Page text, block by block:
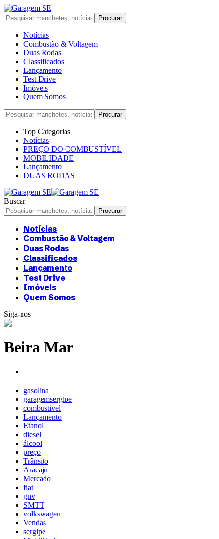
Notícias
Combustão & Voltagem
Duas Rodas
Classificados
Lançamento
Test Drive
Imóveis
Quem Somos
Top Categorias
Notícias
PREÇO DO COMBUSTÍVEL
MOBILIDADE
Lançamento
DUAS RODAS
Buscar
Notícias
Combustão & Voltagem
Duas Rodas
Classificados
Lançamento
Test Drive
Imóveis
Quem Somos
Siga-nos
Beira Mar
gasolina
garagemsergipe
combustivel
Lançamento
Etanol
diesel
álcool
preço
Trânsito
Aracaju
Mercado
fiat
gnv
SMTT
volkswagen
Vendas
sergipe